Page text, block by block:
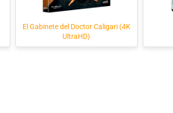
El Gabinete del Doctor Caligari (4K
UltraHD)